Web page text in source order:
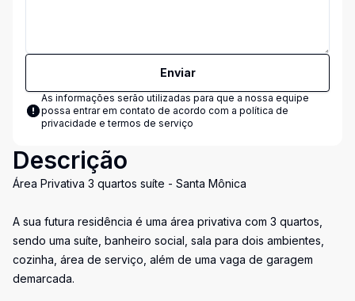
Enviar
As informações serão utilizadas para que a nossa equipe
possa entrar em contato de acordo com a política de
privacidade e termos de serviço
Descrição
Área Privativa 3 quartos suíte - Santa Mônica
A sua futura residência é uma área privativa com 3 quartos,
sendo uma suíte, banheiro social, sala para dois ambientes,
cozinha, área de serviço, além de uma vaga de garagem
demarcada.